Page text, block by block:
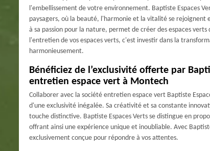
l'embellissement de votre environnement. Baptiste Espaces
paysagers, où la beauté, l'harmonie et la vitalité se rejoignent
à sa passion pour la nature, permet de créer des espaces
l'entretien de vos espaces verts, c'est investir dans la
harmonieusement.
Bénéficiez de l’exclusivité offerte par
entretien espace vert à Montech
Collaborer avec la société entretien espace vert Baptiste
d'une exclusivité inégalée. Sa créativité et sa constante
touche distinctive. Baptiste Espaces Verts se distingue en
offrant ainsi une expérience unique et inoubliable. Avec
exclusivement conçue pour répondre à vos attentes.